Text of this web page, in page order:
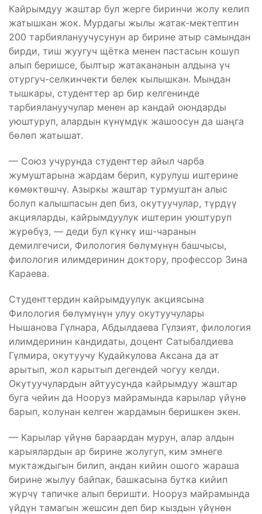
Кайрымдуу жаштар бул жерге биринчи жолу келип
жатышкан жок. Мурдагы жылы жатак-мектептин
200 тарбиялануучусунун ар бирине атыр самындан
бирди, тиш жуугуч щётка менен пастасын кошуп
алып беришсе, былтыр жатакананын алдына үч
отургуч-селкинчекти белек кылышкан. Мындан
тышкары, студенттер ар бир келгенинде
тарбиялануучулар менен ар кандай оюндарды
уюштуруп, алардын күнүмдүк жашоосун да шаңга
бөлөп жатышат.
— Союз учурунда студенттер айыл чарба
жумуштарына жардам берип, курулуш иштерине
көмөктөшчү. Азыркы жаштар турмуштан алыс
болуп калышпасын деп биз, окутуучулар, түрдүү
акцияларды, кайрымдуулук иштерин уюштуруп
жүрөбүз, — деди бул күнкү иш-чаранын
демилгечиси, Филология бөлүмүнүн башчысы,
филология илимдеринин доктору, профессор Зина
Караева.
Студенттердин кайрымдуулук акциясына
Филология бөлүмүнүн улуу окутуучулары
Нышанова Гүлнара, Абдылдаева Гүлзият, филология
илимдеринин кандидаты, доцент Сатыбалдиева
Гүлмира, окутуучу Кудайкулова Аксана да ат
арытып, жол карытып дегендей чогуу келди.
Окутуучулардын айтуусунда кайрымдуу жаштар
буга чейин да Нооруз майрамында карылар үйүнө
барып, колунан келген жардамын беришкен экен.
— Карылар үйүнө бараардан мурун, алар алдын
карыялардын ар бирине жолугуп, ким эмнеге
муктаждыгын билип, андан кийин ошого жараша
бирине жылуу байпак, башкасына бутка кийип
жүрчү тапичке алып беришти. Нооруз майрамында
үйдүн тамагын жешсин деп бир кыздын үйүнөн